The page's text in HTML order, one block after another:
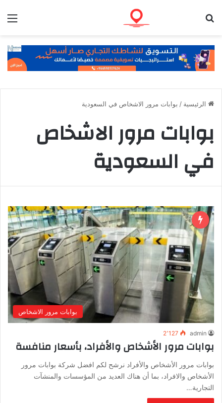
الرئيسية / بوابات مرور الاشخاص في السعودية
بوابات مرور الاشخاص
في السعودية
بوابات مرور الاشخاص
admin 2٬127
بوابات مرور الأشخاص والأفراد، بأسعار منافسة
بوابات مرور الأشخاص والأفراد نرشح لكم افضل شركة بوابات مرور
الأشخاص والافراد، بما أن هناك العديد من المؤسسات والمنشآت
التجارية…